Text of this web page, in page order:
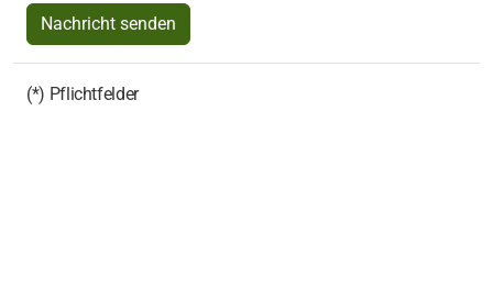
Nachricht senden
(*) Pflichtfelder